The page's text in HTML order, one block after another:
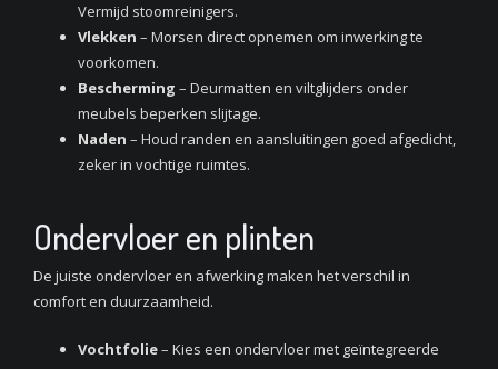
Vermijd stoomreinigers.
Vlekken – Morsen direct opnemen om inwerking te
voorkomen.
Bescherming – Deurmatten en viltglijders onder
meubels beperken slijtage.
Naden – Houd randen en aansluitingen goed afgedicht,
zeker in vochtige ruimtes.
Ondervloer en plinten
De juiste ondervloer en afwerking maken het verschil in
comfort en duurzaamheid.
Vochtfolie– Kies een ondervloer met geïntegreerde